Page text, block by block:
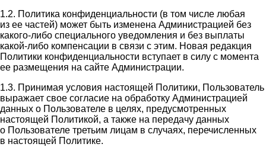
1.2. Политика конфиденциальности (в том числе любая
из ее частей) может быть изменена Администрацией без
какого-либо специального уведомления и без выплаты
какой-либо компенсации в связи с этим. Новая редакция
Политики конфиденциальности вступает в силу с момента
ее размещения на сайте Администрации.
1.3. Принимая условия настоящей Политики, Пользователь
выражает свое согласие на обработку Администрацией
данных о Пользователе в целях, предусмотренных
настоящей Политикой, а также на передачу данных
о Пользователе третьим лицам в случаях, перечисленных
в настоящей Политике.